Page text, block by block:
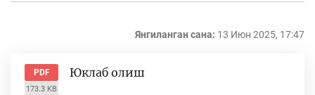
Янгиланган сана: 13 Июн 2025, 17:47
PDF
173.3 KB
Юклаб олиш